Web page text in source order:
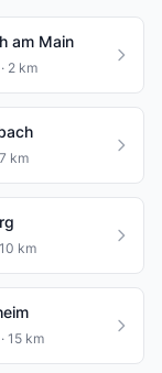
am Main
2 km
km
km
15 km